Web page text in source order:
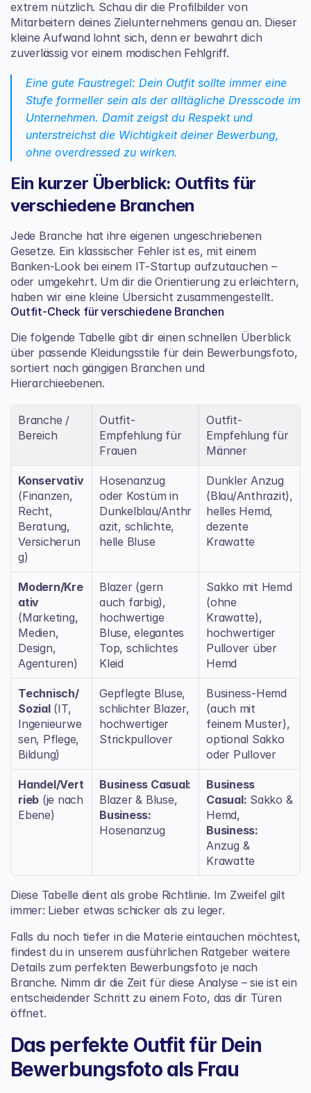
extrem nützlich. Schau dir die Profilbilder von
Mitarbeitern deines Zielunternehmens genau an. Dieser
kleine Aufwand lohnt sich, denn er bewahrt dich
zuverlässig vor einem modischen Fehlgriff.
Eine gute Faustregel: Dein Outfit sollte immer eine
Stufe formeller sein als der alltägliche Dresscode im
Unternehmen. Damit zeigst du Respekt und
unterstreichst die Wichtigkeit deiner Bewerbung,
ohne overdressed zu wirken.
Ein kurzer Überblick: Outfits für
verschiedene Branchen
Jede Branche hat ihre eigenen ungeschriebenen
Gesetze. Ein klassischer Fehler ist es, mit einem
Banken-Look bei einem IT-Startup aufzutauchen –
oder umgekehrt. Um dir die Orientierung zu erleichtern,
haben wir eine kleine Übersicht zusammengestellt.
Outfit-Check für verschiedene Branchen
Die folgende Tabelle gibt dir einen schnellen Überblick
über passende Kleidungsstile für dein Bewerbungsfoto,
sortiert nach gängigen Branchen und
Hierarchieebenen.
Branche /
Bereich
Outfit-
Empfehlung für
Frauen
Outfit-
Empfehlung für
Männer
Konservativ
(Finanzen,
Recht,
Beratung,
Versicherun
g)
Hosenanzug
oder Kostüm in
Dunkelblau/Anthr
azit, schlichte,
helle Bluse
Dunkler Anzug
(Blau/Anthrazit),
helles Hemd,
dezente
Krawatte
Modern/Kre
ativ
(Marketing,
Medien,
Design,
Agenturen)
Blazer (gern
auch farbig),
hochwertige
Bluse, elegantes
Top, schlichtes
Kleid
Sakko mit Hemd
(ohne
Krawatte),
hochwertiger
Pullover über
Hemd
Technisch/
Sozial (IT,
Ingenieurwe
sen, Pflege,
Bildung)
Gepflegte Bluse,
schlichter Blazer,
hochwertiger
Strickpullover
Business-Hemd
(auch mit
feinem Muster),
optional Sakko
oder Pullover
Handel/Vert
rieb (je nach
Ebene)
Business Casual:
Business:
Hosenanzug
Business
Casual: Sakko &
Business:
Anzug &
Krawatte
Diese Tabelle dient als grobe Richtlinie. Im Zweifel gilt
immer: Lieber etwas schicker als zu leger.
Falls du noch tiefer in die Materie eintauchen möchtest,
findest du in unserem ausführlichen Ratgeber weitere
Details zum perfekten Bewerbungsfoto je nach
Branche. Nimm dir die Zeit für diese Analyse – sie ist ein
entscheidender Schritt zu einem Foto, das dir Türen
öffnet.
Das perfekte Outfit für Dein
Bewerbungsfoto als Frau